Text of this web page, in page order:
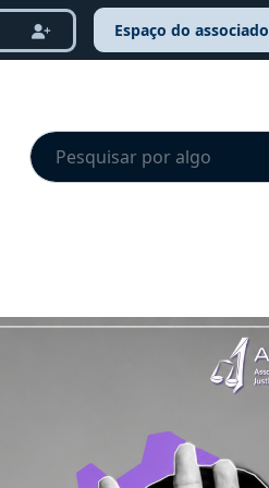
Espaço do associado
Ir para o resultado